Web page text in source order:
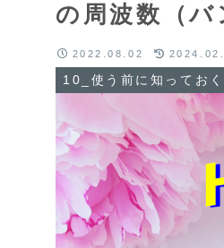
の周波数（バ
10_使う前に知ってお
2022.08.02